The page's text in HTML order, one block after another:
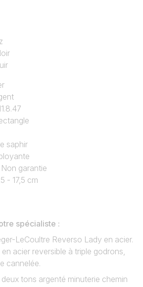
saphir
Non garantie
- 17,5 cm
spécialiste :
LeCoultre Reverso Lady en acier.
acier reversible à triple godrons,
cannelée.
tons argenté minuterie chemin